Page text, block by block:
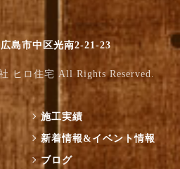
島市中区光南2-21-23
ヒロ住宅 All Rights Reserved.
施工実績
新着情報&イベント情報
ブログ